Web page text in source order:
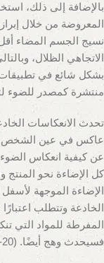
بالإضافة إلى ذلك،
المعروضة من خلال إبراز
نسيج الجسم المضاء
بشكل شائع في
منتشرة كمصدر للضوء
تحدث الانعكاسات
عاكس في عين الشخص.
عن كيفية انعكاس
كل الإضاءة نحو
الإضاءة الموجهة
الخادعة وتتطلب
المفرطة للمواد التي
فسيحدث وهج أيضًا. (RP-2-20، الصفحة 5).